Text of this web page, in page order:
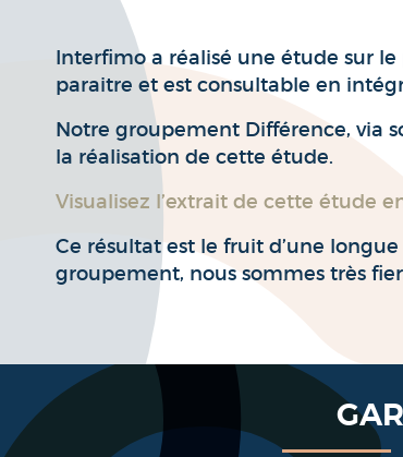
Interfimo a réalisé une étude sur
paraitre et est consultable en
Notre groupement Différence, via
la réalisation de cette étude.
Visualisez l’extrait de cette étude
Ce résultat est le fruit d’une
groupement, nous sommes très